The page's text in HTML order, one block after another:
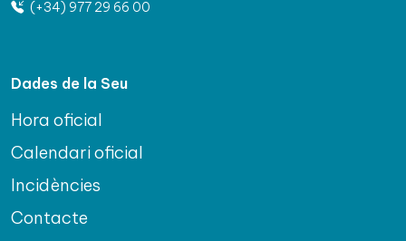
(+34) 977 29 66 00
Dades de la Seu
Hora oficial
Calendari oficial
Incidències
Contacte